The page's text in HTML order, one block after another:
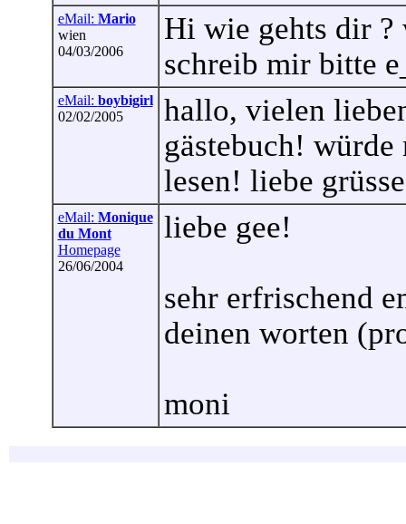
eMail: Mario
wien
04/03/2006
Hi wie gehts dir ?
schreib mir bitte
eMail: boybigirl
02/02/2005
hallo, vielen
gästebuch!
lesen! liebe
eMail: Monique
du Mont
Homepage
26/06/2004
liebe gee!
sehr erfrischend
deinen worten
moni